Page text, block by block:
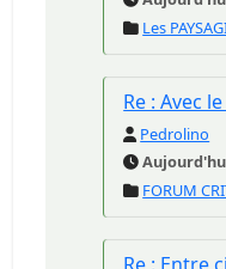
Les
Re : Avec
Pedrolino
FORUM